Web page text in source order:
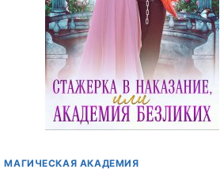
МАГИЧЕСКАЯ АКАДЕМИЯ